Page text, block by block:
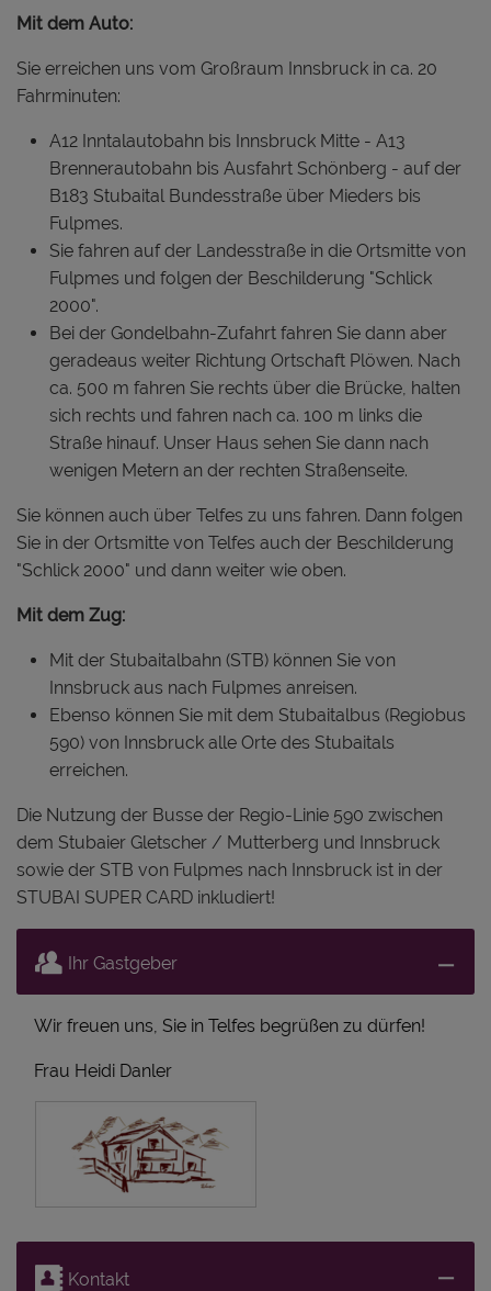
Mit dem Auto:
Sie erreichen uns vom Großraum Innsbruck in ca. 20
Fahrminuten:
A12 Inntalautobahn bis Innsbruck Mitte - A13
Brennerautobahn bis Ausfahrt Schönberg - auf der
B183 Stubaital Bundesstraße über Mieders bis
Fulpmes.
Sie fahren auf der Landesstraße in die Ortsmitte von
Fulpmes und folgen der Beschilderung "Schlick
2000".
Bei der Gondelbahn-Zufahrt fahren Sie dann aber
geradeaus weiter Richtung Ortschaft Plöwen. Nach
ca. 500 m fahren Sie rechts über die Brücke, halten
sich rechts und fahren nach ca. 100 m links die
Straße hinauf. Unser Haus sehen Sie dann nach
wenigen Metern an der rechten Straßenseite.
Sie können auch über Telfes zu uns fahren. Dann folgen
Sie in der Ortsmitte von Telfes auch der Beschilderung
"Schlick 2000" und dann weiter wie oben.
Mit dem Zug:
Mit der Stubaitalbahn (STB) können Sie von
Innsbruck aus nach Fulpmes anreisen.
Ebenso können Sie mit dem Stubaitalbus (Regiobus
590) von Innsbruck alle Orte des Stubaitals
erreichen.
Die Nutzung der Busse der Regio-Linie 590 zwischen
dem Stubaier Gletscher / Mutterberg und Innsbruck
sowie der STB von Fulpmes nach Innsbruck ist in der
STUBAI SUPER CARD inkludiert!
Ihr Gastgeber
Wir freuen uns, Sie in Telfes begrüßen zu dürfen!
Frau Heidi Danler
Kontakt